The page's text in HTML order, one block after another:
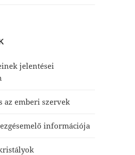
jelentései
az emberi szervek
információja